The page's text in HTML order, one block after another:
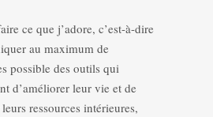
ce que j’adore, c’est-à-dire
au maximum de
possible des outils qui
d’améliorer leur vie et de
ressources intérieures,